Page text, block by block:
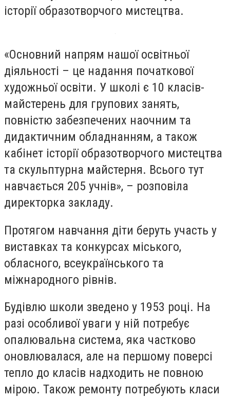
історії образотворчого мистецтва.
«Основний напрям нашої освітньої
діяльності – це надання початкової
художньої освіти. У школі є 10 класів-
майстерень для групових занять,
повністю забезпечених наочним та
дидактичним обладнанням, а також
кабінет історії образотворчого мистецтва
та скульптурна майстерня. Всього тут
навчається 205 учнів», – розповіла
директорка закладу.
Протягом навчання діти беруть участь у
виставках та конкурсах міського,
обласного, всеукраїнського та
міжнародного рівнів.
Будівлю школи зведено у 1953 році. На
разі особливої уваги у ній потребує
опалювальна система, яка частково
оновлювалася, але на першому поверсі
тепло до класів надходить не повною
мірою. Також ремонту потребують класи